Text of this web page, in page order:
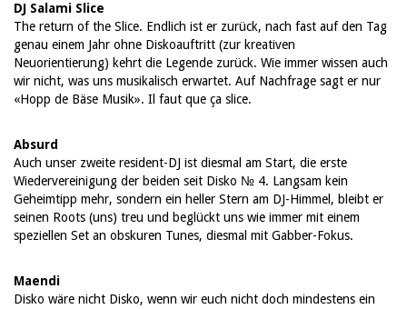
DJ Salami Slice
The return of the Slice. Endlich ist er zurück, nach fast auf den Tag
genau einem Jahr ohne Diskoauftritt (zur kreativen
Neuorientierung) kehrt die Legende zurück. Wie immer wissen auch
wir nicht, was uns musikalisch erwartet. Auf Nachfrage sagt er nur
«Hopp de Bäse Musik». Il faut que ça slice.
Absurd
Auch unser zweite resident-DJ ist diesmal am Start, die erste
Wiedervereinigung der beiden seit Disko № 4. Langsam kein
Geheimtipp mehr, sondern ein heller Stern am DJ-Himmel, bleibt er
seinen Roots (uns) treu und beglückt uns wie immer mit einem
speziellen Set an obskuren Tunes, diesmal mit Gabber-Fokus.
Maendi
Disko wäre nicht Disko, wenn wir euch nicht doch mindestens ein